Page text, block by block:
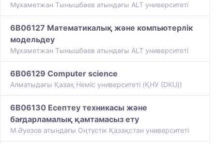
Мұхаметжан Тынышбаев атындағы ALT университеті
6B06127 Математикалық және компьютерлік
модельдеу
Мұхаметжан Тынышбаев атындағы ALT университеті
6B06129 Computer science
Алматыдағы Қазақ Немiс университетi (ҚНУ (DKU))
6B06130 Есептеу техникасы және
бағдарламалық қамтамасыз ету
М.Әуезов атындағы Оңтүстік Қазақстан университеті